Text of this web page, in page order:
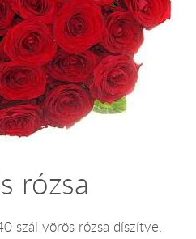
rózsa
szál vörös rózsa díszítve.